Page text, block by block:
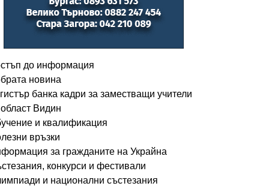
до информация
новина
банка кадри за заместващи учители
Видин
и квалификация
връзки
за гражданите на Украйна
конкурси и фестивали
и национални състезания